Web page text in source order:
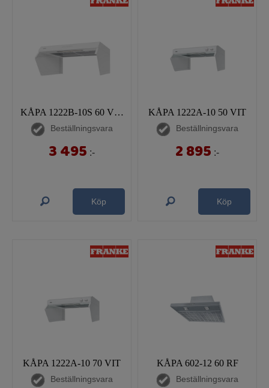
KÅPA 1222B-10S 60 VIT SAFE
Beställningsvara
3 495 :-
Köp
KÅPA 1222A-10 50 VIT
Beställningsvara
2 895 :-
Köp
KÅPA 1222A-10 70 VIT
Beställningsvara
KÅPA 602-12 60 RF
Beställningsvara